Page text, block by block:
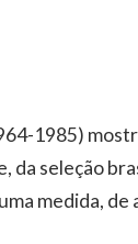
1985)
da seleção
medida, de